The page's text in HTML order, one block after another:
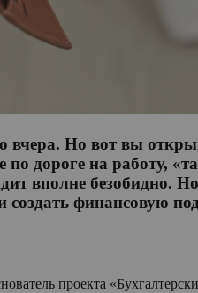
Но вот вы
по дороге на работу,
вполне безобидно.
создать финансовую
проекта